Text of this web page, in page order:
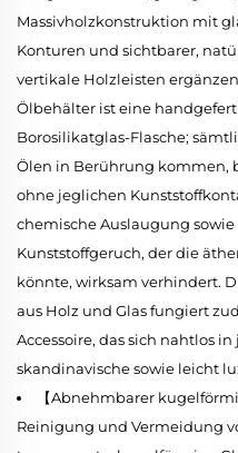
Massivholzkonstruktion mit
Konturen und sichtbarer,
vertikale Holzleisten
Ölbehälter ist eine
Borosilikatglas-Flasche;
Ölen in Berührung kommen,
ohne jeglichen
chemische Auslaugung
Kunststoffgeruch, der die
könnte, wirksam verhindert.
aus Holz und Glas fungiert
Accessoire, das sich nahtlos
skandinavische sowie leicht
【Abnehmbarer
Reinigung und Vermeidung